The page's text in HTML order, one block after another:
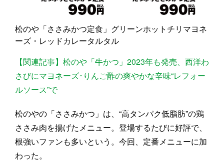
松のや「ささみかつ定食」グリーンホットチリマヨネ
ーズ・レッドカレータルタル
【関連記事】松のや「牛かつ」2023年も発売、西洋わ
さびにマヨネーズ･りんご酢の爽やかな辛味“レフォー
ルソース”で
松のやの「ささみかつ」は、“高タンパク低脂肪”の鶏
ささみ肉を揚げたメニュー。登場するたびに好評で、
根強いファンも多いという。今回、定番メニューに加
わった。